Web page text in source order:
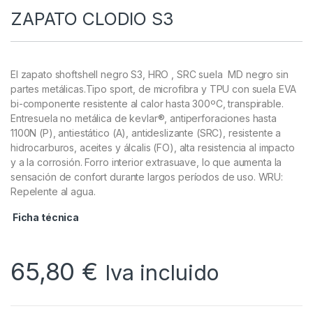
ZAPATO CLODIO S3
El zapato shoftshell negro S3, HRO , SRC suela MD negro sin
partes metálicas.Tipo sport, de microfibra y TPU con suela EVA
bi-componente resistente al calor hasta 300ºC, transpirable.
Entresuela no metálica de kevlar®, antiperforaciones hasta
1100N (P), antiestático (A), antideslizante (SRC), resistente a
hidrocarburos, aceites y álcalis (FO), alta resistencia al impacto
y a la corrosión. Forro interior extrasuave, lo que aumenta la
sensación de confort durante largos períodos de uso. WRU:
Repelente al agua.
Ficha técnica
65,80 € Iva incluido